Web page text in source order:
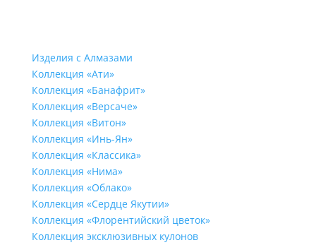
Изделия с Алмазами
Коллекция «Ати»
Коллекция «Банафрит»
Коллекция «Версаче»
Коллекция «Витон»
Коллекция «Инь-Ян»
Коллекция «Классика»
Коллекция «Нима»
Коллекция «Облако»
Коллекция «Сердце Якутии»
Коллекция «Флорентийский цветок»
Коллекция эксклюзивных кулонов